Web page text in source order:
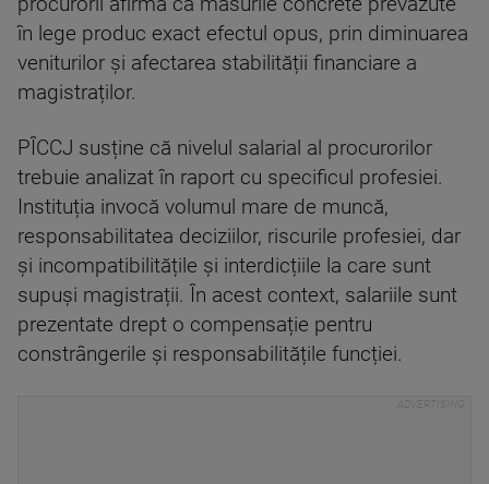
în lege produc exact efectul opus, prin diminuarea
veniturilor și afectarea stabilității financiare a
magistraților.
PÎCCJ susține că nivelul salarial al procurorilor
trebuie analizat în raport cu specificul profesiei.
Instituția invocă volumul mare de muncă,
responsabilitatea deciziilor, riscurile profesiei, dar
și incompatibilitățile și interdicțiile la care sunt
supuși magistrații. În acest context, salariile sunt
prezentate drept o compensație pentru
constrângerile și responsabilitățile funcției.